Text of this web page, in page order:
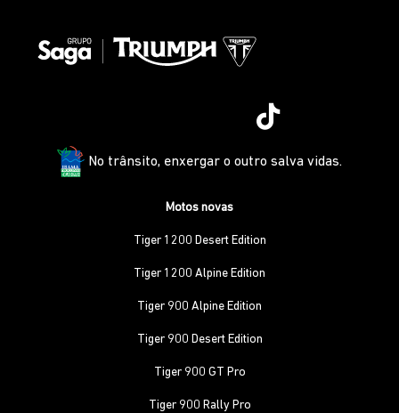
No trânsito, enxergar o outro salva vidas.
Motos novas
Tiger 1200 Desert Edition
Tiger 1200 Alpine Edition
Tiger 900 Alpine Edition
Tiger 900 Desert Edition
Tiger 900 GT Pro
Tiger 900 Rally Pro